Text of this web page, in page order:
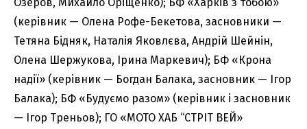
(керівник — Олена Рофе-Бекетова, засновники —
Тетяна Бідняк, Наталія Яковлєва, Андрій Шейнін,
Олена Шержукова, Ірина Маркевич); БФ «Крона
надії» (керівник — Богдан Балака, засновник — Ігор
Балака); БФ «Будуємо разом» (керівник і засновник
— Ігор Треньов); ГО «МОТО ХАБ “СТРІТ ВЕЙ»